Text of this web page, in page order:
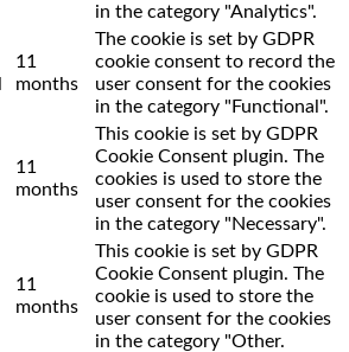
in the category "Analytics".
11
months
The cookie is set by GDPR
cookie consent to record the
user consent for the cookies
in the category "Functional".
11
months
This cookie is set by GDPR
Cookie Consent plugin. The
cookies is used to store the
user consent for the cookies
in the category "Necessary".
11
months
This cookie is set by GDPR
Cookie Consent plugin. The
cookie is used to store the
user consent for the cookies
in the category "Other.